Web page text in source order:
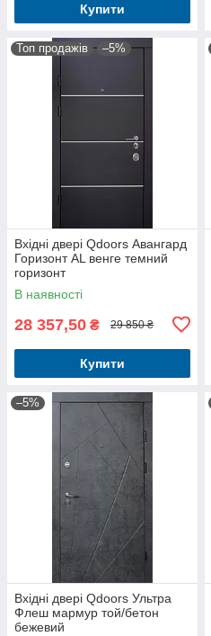
Купити
Топ продажів –5%
Вхідні двері Qdoors Авангард
Горизонт AL венге темний
горизонт
В наявності
28 357,50 ₴ 29 850 ₴
Купити
–5%
Вхідні двері Qdoors Ультра
Флеш мармур той/бетон
бежевий